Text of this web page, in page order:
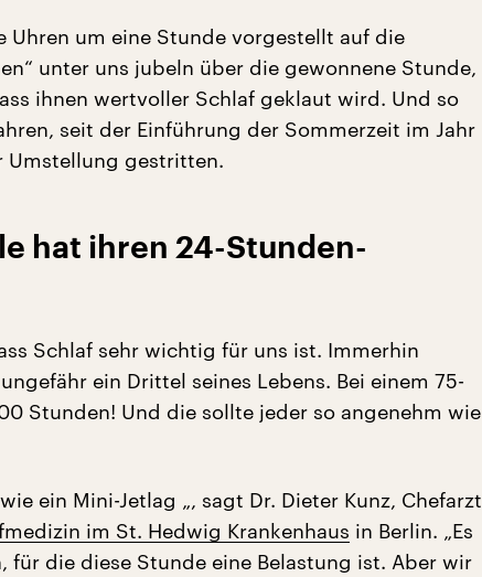
Uhren um eine Stunde vorgestellt auf die
unter uns jubeln über die gewonnene Stunde,
ihnen wertvoller Schlaf geklaut wird. Und so
seit der Einführung der Sommerzeit im Jahr
Umstellung gestritten.
hat ihren 24-Stunden-
Schlaf sehr wichtig für uns ist. Immerhin
ein Drittel seines Lebens. Bei einem 75-
Stunden! Und die sollte jeder so angenehm wie
ein Mini-Jetlag „, sagt Dr. Dieter Kunz, Chefarzt
im St. Hedwig Krankenhaus in Berlin. „Es
für die diese Stunde eine Belastung ist. Aber wir